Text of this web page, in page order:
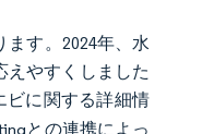
す。2024年、水
えやすくしました
ビに関する詳細情
との連携によっ